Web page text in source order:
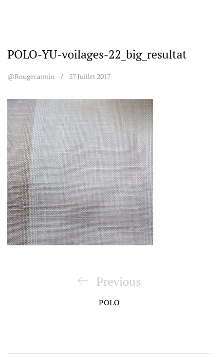
POLO-YU-voilages-22_big_resultat
@rougecarmin 27 Juillet 2017
Previous
Previous
POLO